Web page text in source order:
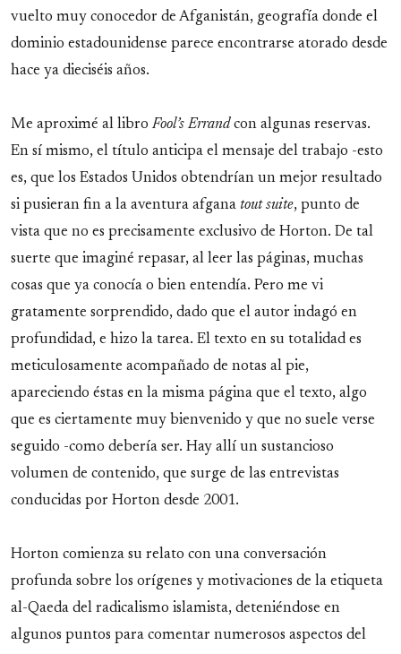
vuelto muy conocedor de Afganistán, geografía donde el
dominio estadounidense parece encontrarse atorado desde
hace ya dieciséis años.
Me aproximé al libro Fool’s Errandcon algunas reservas.
En sí mismo, el título anticipa el mensaje del trabajo -esto
es, que los Estados Unidos obtendrían un mejor resultado
si pusieran fin a la aventura afgana tout suite, punto de
vista que no es precisamente exclusivo de Horton. De tal
suerte que imaginé repasar, al leer las páginas, muchas
cosas que ya conocía o bien entendía. Pero me vi
gratamente sorprendido, dado que el autor indagó en
profundidad, e hizo la tarea. El texto en su totalidad es
meticulosamente acompañado de notas al pie,
apareciendo éstas en la misma página que el texto, algo
que es ciertamente muy bienvenido y que no suele verse
seguido -como debería ser. Hay allí un sustancioso
volumen de contenido, que surge de las entrevistas
conducidas por Horton desde 2001.
Horton comienza su relato con una conversación
profunda sobre los orígenes y motivaciones de la etiqueta
al-Qaeda del radicalismo islamista, deteniéndose en
algunos puntos para comentar numerosos aspectos del